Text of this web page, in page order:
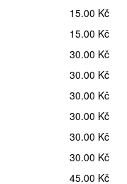
15.00 Kč
15.00 Kč
30.00 Kč
30.00 Kč
30.00 Kč
30.00 Kč
30.00 Kč
30.00 Kč
45.00 Kč